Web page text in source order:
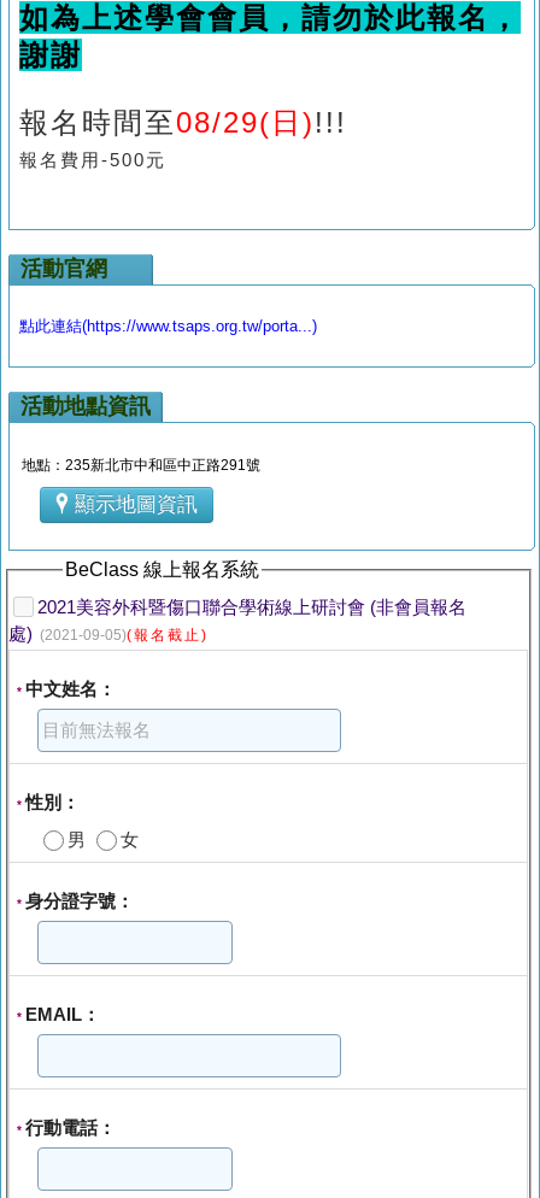
如為上述學會會員，請勿於此報名，
謝謝
報名時間至08/29(日)!!!
報名費用-500元
活動官網
點此連結(https://www.tsaps.org.tw/porta...)
活動地點資訊
地點：235新北市中和區中正路291號
顯示地圖資訊
BeClass 線上報名系統
2021美容外科暨傷口聯合學術線上研討會 (非會員報名
處) (2021-09-05)(報名截止)
* 中文姓名：
*性別：
男
女
* 身分證字號：
* EMAIL：
* 行動電話：